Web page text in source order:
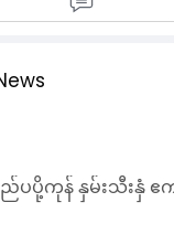
ပို့ကုန် နှမ်းသီးနှံ ဧ